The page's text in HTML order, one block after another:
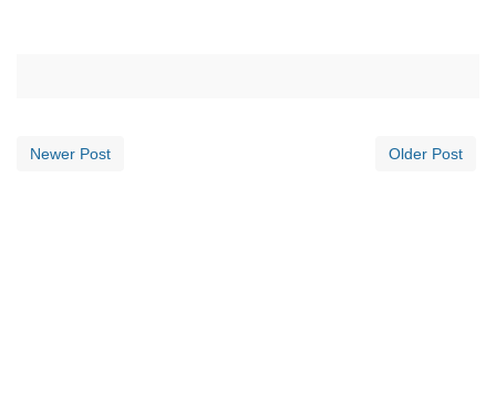
Newer Post Older Post